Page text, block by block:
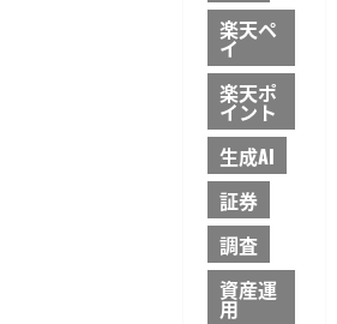
楽天ペ
イ
楽天ポ
イント
生成AI
証券
調査
資産運
用